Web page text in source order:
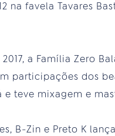
na favela Tavares
a Família Zero
participações dos
e teve mixagem e
B-Zin e Preto K